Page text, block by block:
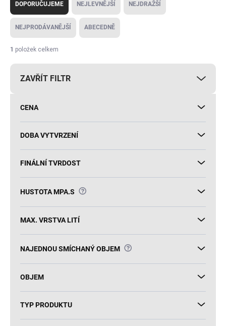
z
n
í
r
d
DOPORUČUJEME NEJLEVNĚJŠÍ NEJDRAŽŠÍ
NEJPRODÁVANĚJŠÍ ABECEDNĚ
1 položek celkem
ZAVŘÍT FILTR
CENA
DOBA VYTVRZENÍ
FINÁLNÍ TVRDOST
HUSTOTA MPA.S ?
MAX. VRSTVA LITÍ
NAJEDNOU SMÍCHANÝ OBJEM ?
OBJEM
TYP PRODUKTU